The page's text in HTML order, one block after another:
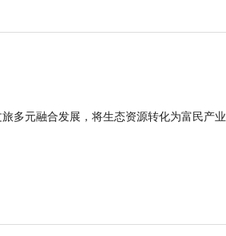
多元融合发展，将生态资源转化为富民产